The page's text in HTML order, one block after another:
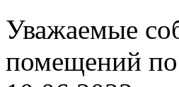
Уважаемые
помещений